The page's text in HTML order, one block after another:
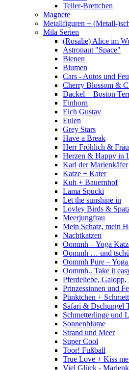
Teller-Brettchen
Magnete
Metallfiguren + (Metall-
Mila Serien
(Rosalie) Alice im
Astronaut "Space"
Bienen
Blumen
Cars - Autos und
Cherry Blossom &
Dackel + Boston
Einhorn
Elch Gustav
Eulen
Grey Stars
Have a Break
Herr Fröhlich &
Herzen & Happy in
Karl der Marienkäfer
Katze + Kater
Kuh + Bauernhof
Lama Spucki
Let the sunshine in
Lovley Birds &
Meerjungfrau
Mein Schatz, mein
Nachtkatzen
Oommh – Yoga
Oommh … und
Oommh Pure –
Oommh.. Take it
Pferdeliebe,
Prinzessinnen und
Pünktchen +
Safari & Dschungel
Schmetterlinge und
Sonnenblume
Strand und Meer
Super Cool
Toor! Fußball
True Love + Kiss
Viel Glück -